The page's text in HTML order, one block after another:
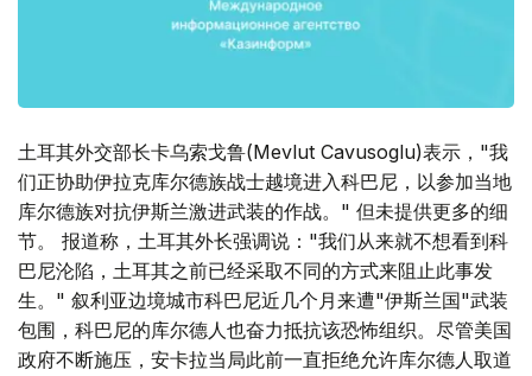
土耳其外交部长卡乌索戈鲁(Mevlut Cavusoglu)表示，"我
们正协助伊拉克库尔德族战士越境进入科巴尼，以参加当地
库尔德族对抗伊斯兰激进武装的作战。" 但未提供更多的细
节。 报道称，土耳其外长强调说："我们从来就不想看到科
巴尼沦陷，土耳其之前已经采取不同的方式来阻止此事发
生。" 叙利亚边境城市科巴尼近几个月来遭"伊斯兰国"武装
包围，科巴尼的库尔德人也奋力抵抗该恐怖组织。尽管美国
政府不断施压，安卡拉当局此前一直拒绝允许库尔德人取道